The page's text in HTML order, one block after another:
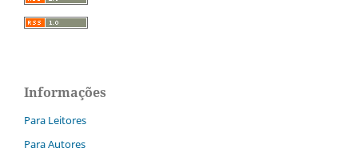
Informações
Para Leitores
Para Autores